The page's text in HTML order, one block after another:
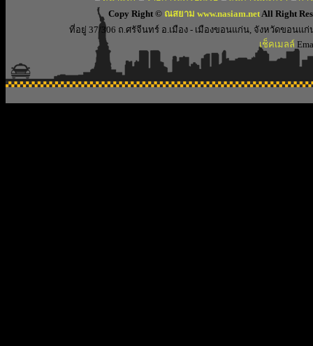
Copy Right © ณสยาม www.nasiam.netAll Right
ที่อยู่ 37/306 ถ.ศรัจีนทร์ อ.เมือง - เมืองขอนแก่น, จังหวัดขอนแก่
เช็คเมลล์